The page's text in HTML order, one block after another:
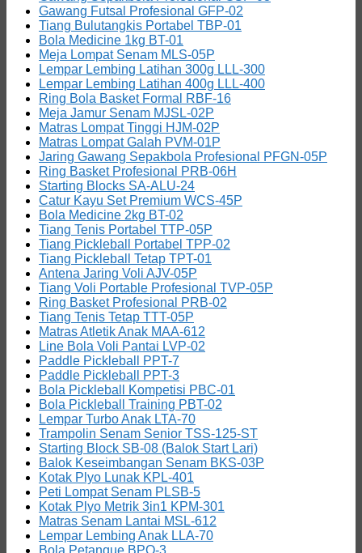
Gawang Futsal Profesional GFP-02
Tiang Bulutangkis Portabel TBP-01
Bola Medicine 1kg BT-01
Meja Lompat Senam MLS-05P
Lempar Lembing Latihan 300g LLL-300
Lempar Lembing Latihan 400g LLL-400
Ring Bola Basket Formal RBF-16
Meja Jamur Senam MJSL-02P
Matras Lompat Tinggi HJM-02P
Matras Lompat Galah PVM-01P
Jaring Gawang Sepakbola Profesional PFGN-05P
Ring Basket Profesional PRB-06H
Starting Blocks SA-ALU-24
Catur Kayu Set Premium WCS-45P
Bola Medicine 2kg BT-02
Tiang Tenis Portabel TTP-05P
Tiang Pickleball Portabel TPP-02
Tiang Pickleball Tetap TPT-01
Antena Jaring Voli AJV-05P
Tiang Voli Portable Profesional TVP-05P
Ring Basket Profesional PRB-02
Tiang Tenis Tetap TTT-05P
Matras Atletik Anak MAA-612
Line Bola Voli Pantai LVP-02
Paddle Pickleball PPT-7
Paddle Pickleball PPT-3
Bola Pickleball Kompetisi PBC-01
Bola Pickleball Training PBT-02
Lempar Turbo Anak LTA-70
Trampolin Senam Senior TSS-125-ST
Starting Block SB-08 (Balok Start Lari)
Balok Keseimbangan Senam BKS-03P
Kotak Plyo Lunak KPL-401
Peti Lompat Senam PLSB-5
Kotak Plyo Metrik 3in1 KPM-301
Matras Senam Lantai MSL-612
Lempar Lembing Anak LLA-70
Bola Petanque BPQ-3